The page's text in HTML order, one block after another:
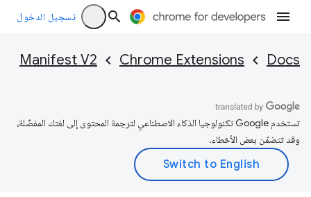
تسجيل الدخول
Docs
Chrome Extensions
Manifest V2
تستخدم Google تكنولوجيا الذكاء الاصطناعي لترجمة المحتوى إلى لغتك المفضّلة،
وقد تتضمّن بعض الأخطاء.